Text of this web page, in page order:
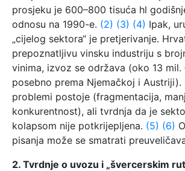
prosjeku je 600–800 tisuća hl
odnosu na 1990-e. (2) (3) (4) Ipak,
„cijelog sektora“ je pretjerivanje.
prepoznatljivu vinsku industriju s
vinima, izvoz se održava (oko 13 mil.
posebno prema Njemačkoj i Austriji).
problemi postoje (fragmentacija,
konkurentnost), ali tvrdnja da je
kolapsom nije potkrijepljena. (5) (6)
pisanja može se smatrati
2. Tvrdnje o uvozu i „švercerskim